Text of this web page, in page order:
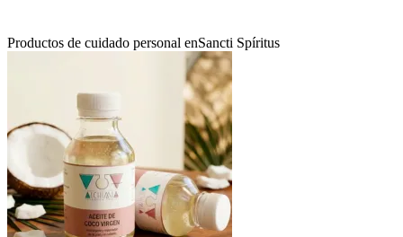
Productos de cuidado personal enSancti Spíritus